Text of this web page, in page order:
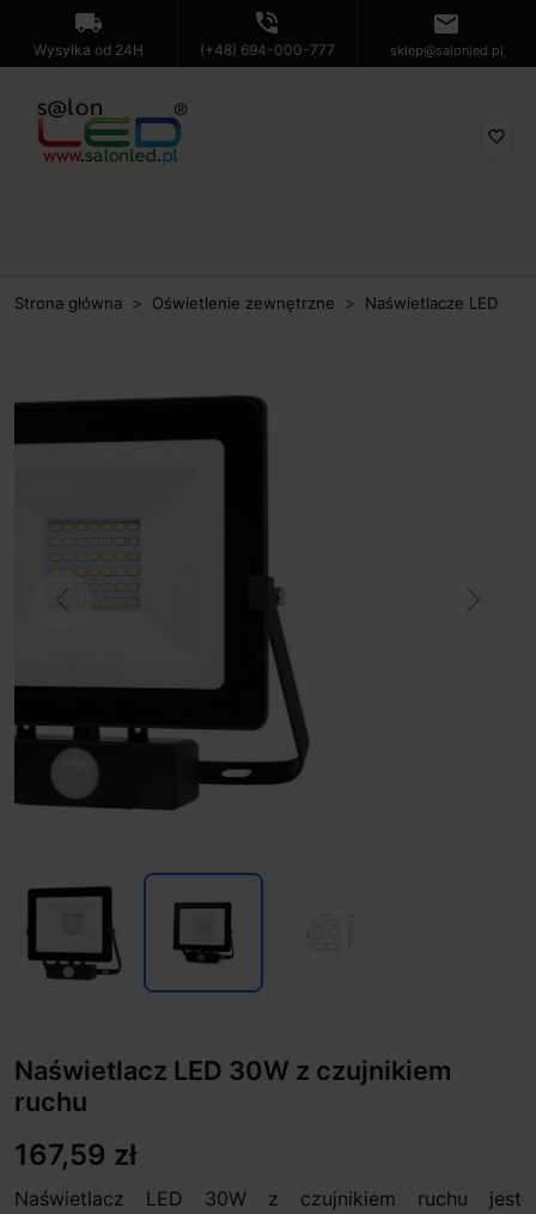
local_shipping
Wysyłka od 24H
phone_in_talk
(+48) 694-000-777
mail
sklep@salonled.pl
favorite_border
Strona główna Oświetlenie zewnętrzne Naświetlacze LED
Previous
Naświetlacz LED 30W z czujnikiem
ruchu
167,59 zł
Naświetlacz LED 30W z czujnikiem ruchu jest